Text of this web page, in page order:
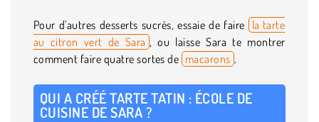
Pour d'autres desserts sucrés, essaie de faire la tarte
au citron vert de Sara , ou laisse Sara te montrer
comment faire quatre sortes de macarons .
QUI A CRÉÉ TARTE TATIN : ÉCOLE DE
CUISINE DE SARA ?